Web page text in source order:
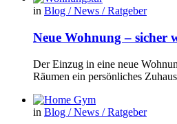
in Blog / News / Ratgeber
Neue Wohnung – sicher
Der Einzug in eine neue
Räumen ein persönliches
in Blog / News / Ratgeber